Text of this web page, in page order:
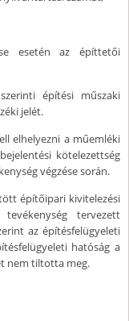
esetén az építtetői
építési műszaki
jelét.
elhelyezni a műemléki
kötelezettség
végzése során.
építőipari kivitelezési
tervezett
az építésfelügyeleti
hatóság a
nem tiltotta meg.